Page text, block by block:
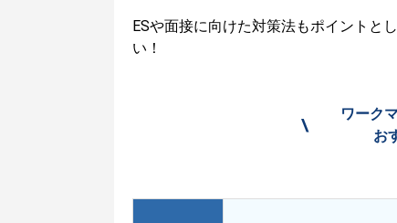
ESや面接に向けた対策法もポイントと
い！
\
ワーク
お